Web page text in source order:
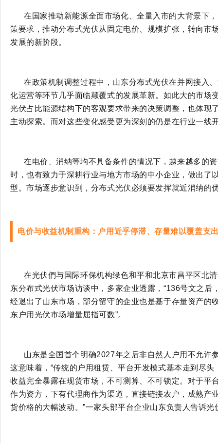
在国家推动新能源全面市场化、全量入市的大背景下
策要求，推动分布式光伏从固定电价、规模扩张，转向市
发展的新阶段。
在政策机制调整过程中，山东分布式光伏在并网接入
化运营等环节几乎面临颠覆式的发展革新。如此大的市场
光伏占比能源结构下的客观要求带来的决策调整，也体现
主动探索。而对这些变化感受更为深刻的仍是在行业一线
在电价、消纳等均不具备条件的情况下，越来越多的
时，也有致力于深耕行业与地方市场的中小企业，做出了
型。市场逐步意识到，分布式光伏必须要发挥就近消纳的
电价与收益机制重构：户用近乎停滞、存量难以覆盖支
在光伏們与国际环保机构绿色和平和北京市昌平区北
东分布式光伏市场访谈中，多家企业透露， “136号文之后
经退出了山东市场，部分留守的企业也是基于存量资产的
东户用光伏市场增量屈指可数”。
山东是全国首个明确2027年之后非自然人户用不允许
这意味着，“传统的户用租赁、平台开发模式基本走到尽
收益完全暴露在现货市场，不可测算、不可锁定。对于平
作为资方，下有代理商作为渠道，直接链接农户，成熟产
货价格的大幅波动。”一家头部平台企业山东负责人告诉光